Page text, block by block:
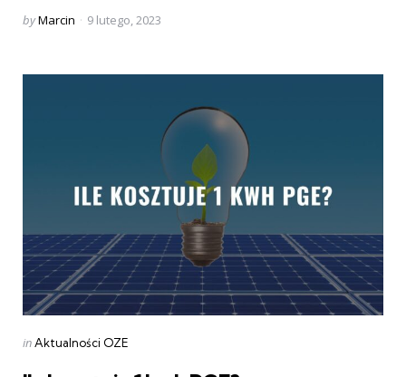
Posted
byMarcin 9 lutego, 2023
Categories
Posted
inAktualności OZE